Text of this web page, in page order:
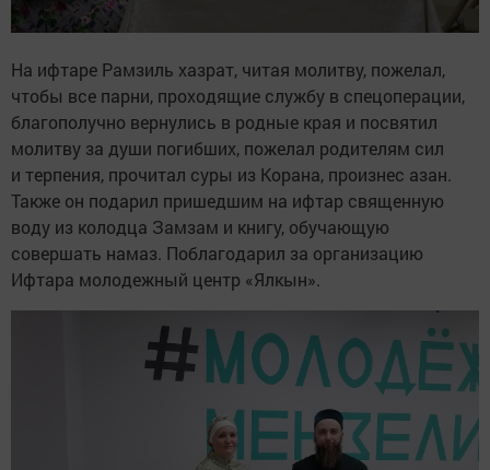
На ифтаре Рамзиль хазрат, читая молитву, пожелал,
чтобы все парни, проходящие службу в спецоперации,
благополучно вернулись в родные края и посвятил
молитву за души погибших, пожелал родителям сил
и терпения, прочитал суры из Корана, произнес азан.
Также он подарил пришедшим на ифтар священную
воду из колодца Замзам и книгу, обучающую
совершать намаз. Поблагодарил за организацию
Ифтара молодежный центр «Ялкын».